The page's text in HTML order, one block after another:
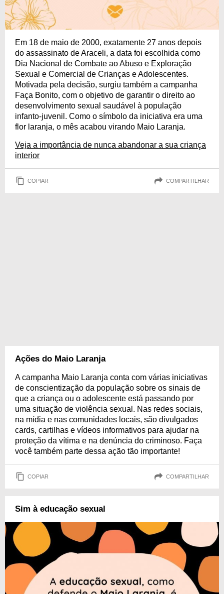
Em 18 de maio de 2000, exatamente 27 anos depois
do assassinato de Araceli, a data foi escolhida como
Dia Nacional de Combate ao Abuso e Exploração
Sexual e Comercial de Crianças e Adolescentes.
Motivada pela decisão, surgiu também a campanha
Faça Bonito, com o objetivo de garantir o direito ao
desenvolvimento sexual saudável à população
infanto-juvenil. Como o símbolo da iniciativa era uma
flor laranja, o mês acabou virando Maio Laranja.
Veja a importância de nunca abandonar a sua criança
interior
COPIAR COMPARTILHAR
Ações do Maio Laranja
A campanha Maio Laranja conta com várias iniciativas
de conscientização da população sobre os sinais de
que a criança ou o adolescente está passando por
uma situação de violência sexual. Nas redes sociais,
na mídia e nas comunidades locais, são divulgados
cards, cartilhas e vídeos informativos para ajudar na
proteção da vítima e na denúncia do criminoso. Faça
você também parte dessa ação tão importante!
COPIAR COMPARTILHAR
Sim à educação sexual